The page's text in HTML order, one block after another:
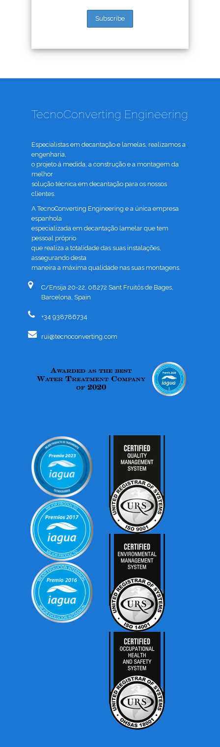
TecnoConverting Engineering
Especialistas em decantação e lamelas, realizamos a
engenharia,
o projeto á medida, a construção e a montagem da
melhor
solução técnica em decantação para os nossos
clientes.
A TecnoConverting Engineering e a única empresa
espanhola
especializada em decantação lamelar que tem
pessoal próprio
que realiza a totalidade das suas instalações,
assegurando desta
maneira a máxima qualidade nas suas montagens.
C/Ensija 20-22, 08272 Sant Fruitós de Bages,
Barcelona, Spain
+34 938786734
rui@tecnoconverting.com